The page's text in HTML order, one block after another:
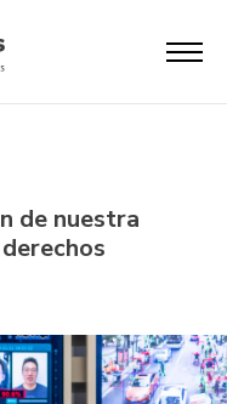
de nuestra